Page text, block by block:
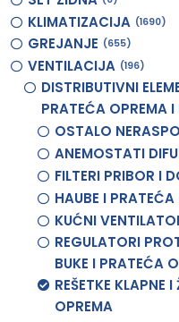
KLIMATIZACIJA 1690
GREJANJE 655
VENTILACIJA 196
DISTRIBUTIVNI
PRATEĆA OPREMA
OSTALO
ANEMOSTATI
FILTERI PRIBOR I
HAUBE I
KUĆNI
REGULATORI
BUKE I PRATEĆA
REŠETKE KLAPNE
OPREMA